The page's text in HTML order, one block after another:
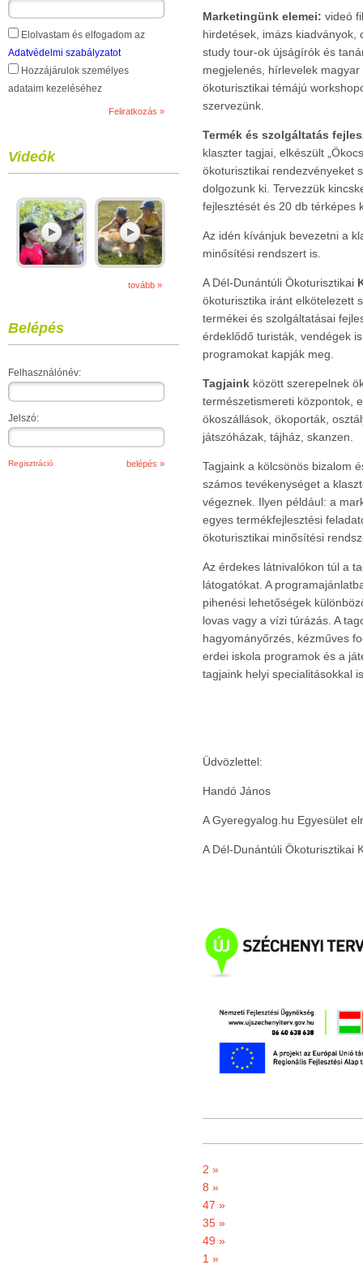
Elolvastam és elfogadom az
Adatvédelmi szabályzatot
Hozzájárulok személyes
adataim kezeléséhez
Videók
tovább »
Belépés
Felhasználónév:
Jelszó:
Regisztráció
Marketingünk elemei: videó
hirdetések, imázs kiadványok,
study tour-ok újságírók és
megjelenés, hírlevelek
ökoturisztikai témájú
szervezünk.
Termék és szolgáltatás
klaszter tagjai, elkészült
ökoturisztikai rendezvényeket
dolgozunk ki. Tervezzük
fejlesztését és 20 db térképes
Az idén kívánjuk bevezetni a
minősítési rendszert is.
A Dél-Dunántúli Ökoturisztikai
ökoturisztika iránt elkötelezett
termékei és szolgáltatásai
érdeklődő turisták, vendégek
programokat kapják meg.
Tagjaink között szerepelnek
természetismereti központok,
ökoszállások, ökoporták,
játszóházak, tájház, skanzen.
Tagjaink a kölcsönös bizalom
számos tevékenységet a
végeznek. Ilyen például: a
egyes termékfejlesztési
ökoturisztikai minősítési
Az érdekes látnivalókon túl a
látogatókat. A
pihenési lehetőségek
lovas vagy a vízi túrázás. A
hagyományőrzés, kézműves
erdei iskola programok és a
tagjaink helyi specialitásokkal
Üdvözlettel:
Handó János
A Gyeregyalog.hu Egyesület
A Dél-Dunántúli Ökoturisztikai
2 »
8 »
47 »
35 »
49 »
1 »